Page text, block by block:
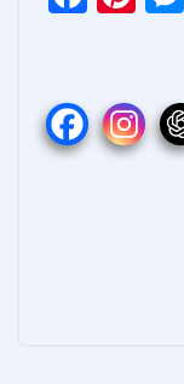
b
o
e
st